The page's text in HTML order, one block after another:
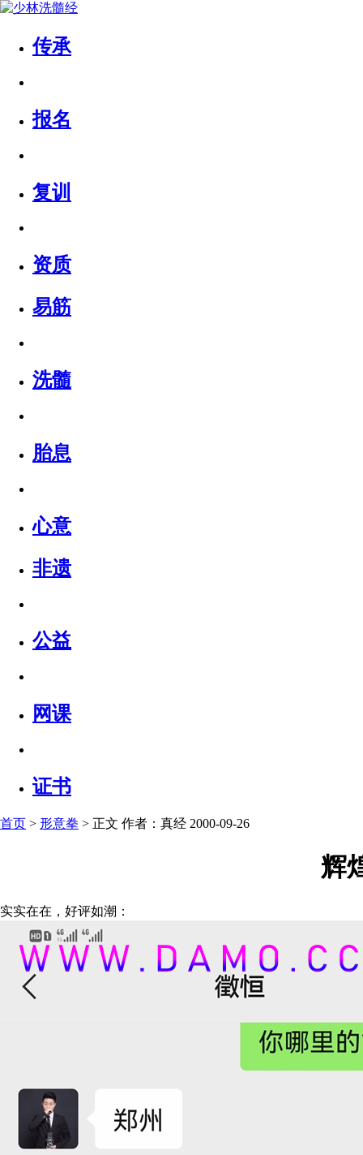
传承
报名
复训
资质
易筋
洗髓
胎息
心意
非遗
公益
网课
证书
首页 > 形意拳 > 正文 作者：真经 2000-09-26
辉
实实在在，好评如潮：